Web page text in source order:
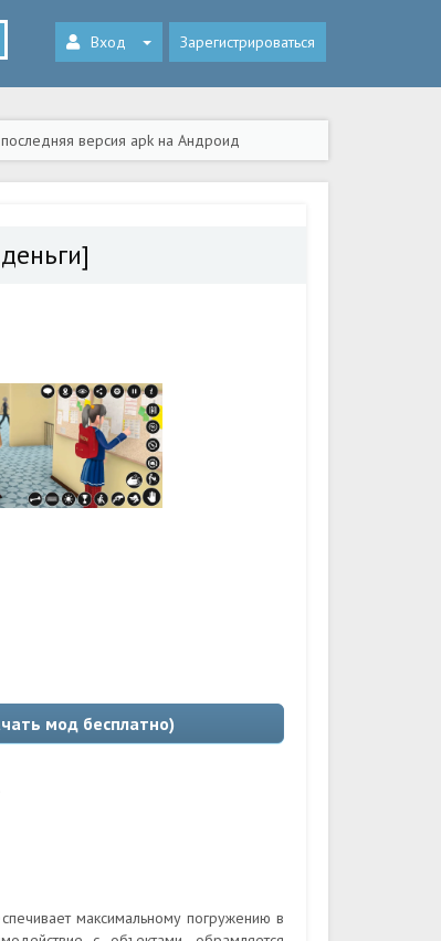
Вход Зарегистрироваться
версия apk на Андроид
мод бесплатно)
максимальному погружению в